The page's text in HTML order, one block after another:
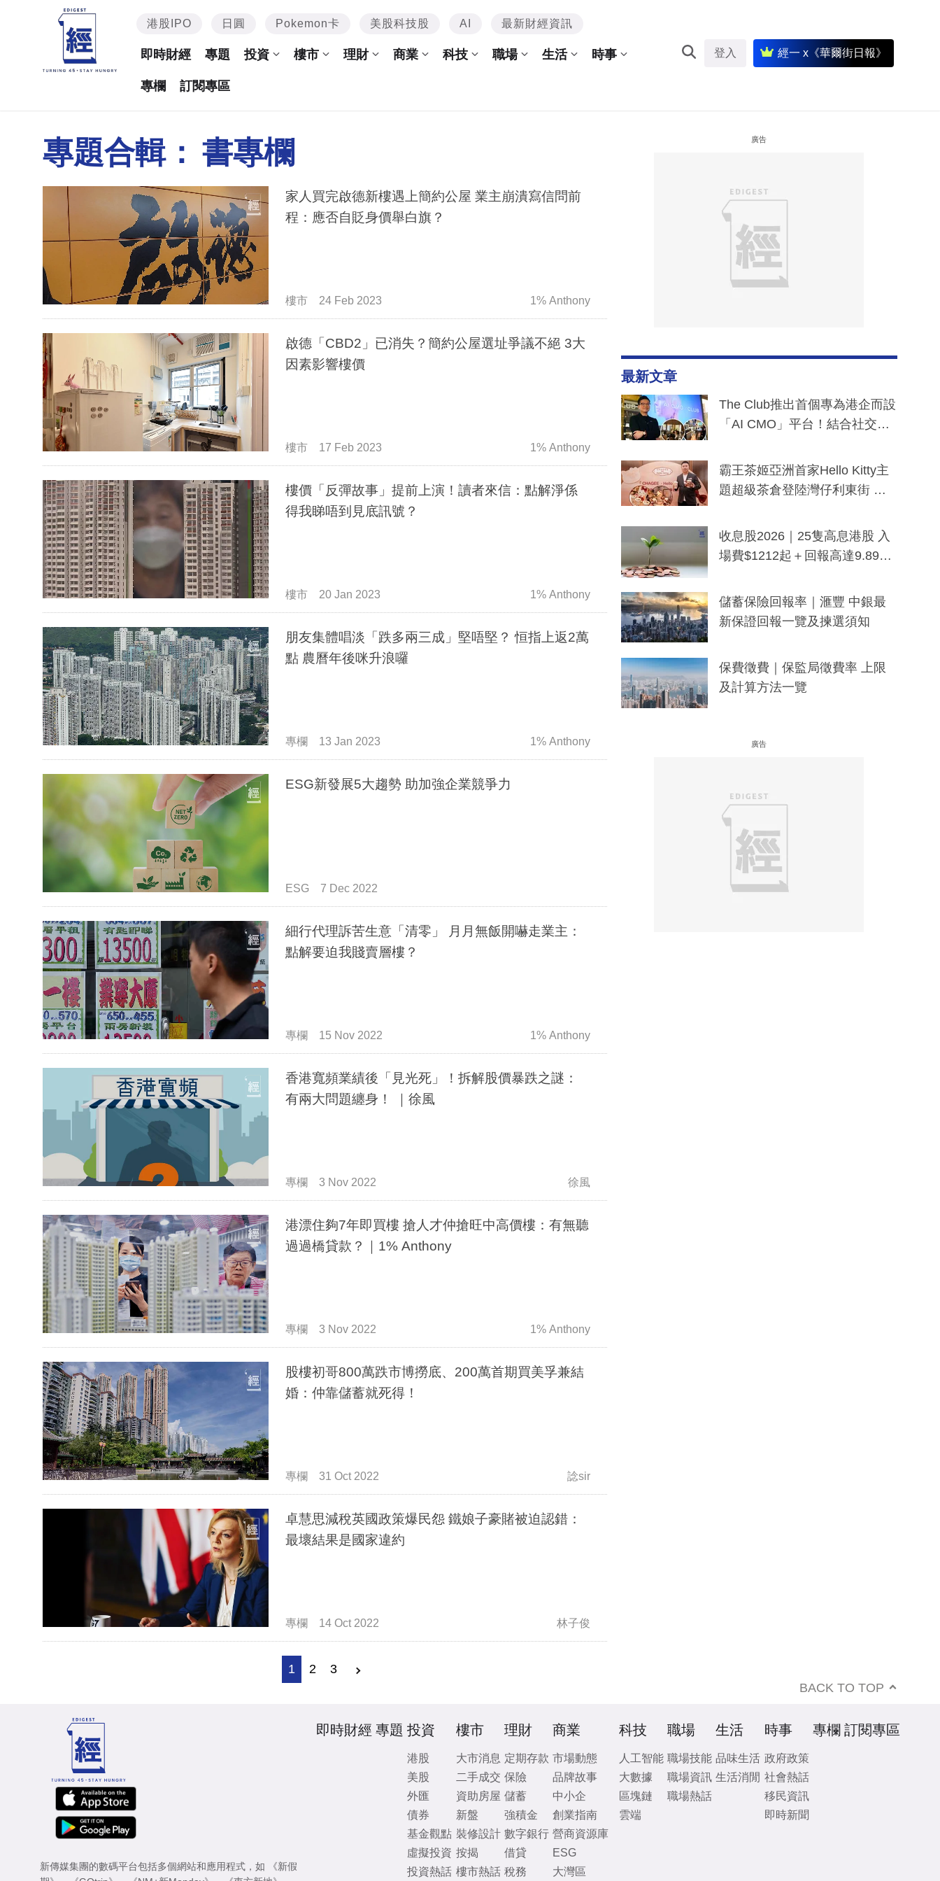
港股IPO 日圓 Pokemon卡 美股科技股 AI 最新財經資訊
即時財經 專題 投資 樓市 理財 商業 科技 職場 生活 時事
專欄 訂閱專區
登入 經一 x《華爾街日報》
專題合輯： 書專欄
家人買完啟德新樓遇上簡約公屋 業主崩潰寫信問前
程：應否自貶身價舉白旗？
樓市 24 Feb 2023 1% Anthony
啟德「CBD2」已消失？簡約公屋選址爭議不絕 3大
因素影響樓價
樓市 17 Feb 2023 1% Anthony
樓價「反彈故事」提前上演！讀者來信：點解淨係
得我睇唔到見底訊號？
樓市 20 Jan 2023 1% Anthony
朋友集體唱淡「跌多兩三成」堅唔堅？ 恒指上返2萬
點 農曆年後咪升浪囉
專欄 13 Jan 2023 1% Anthony
ESG新發展5大趨勢 助加強企業競爭力
ESG 7 Dec 2022
細行代理訴苦生意「清零」 月月無飯開嚇走業主：
點解要迫我賤賣層樓？
專欄 15 Nov 2022 1% Anthony
香港寬頻業績後「見光死」！拆解股價暴跌之謎：
有兩大問題纏身！ ｜徐風
專欄 3 Nov 2022 徐風
港漂住夠7年即買樓 搶人才仲搶旺中高價樓：有無聽
過過橋貸款？｜1% Anthony
專欄 3 Nov 2022 1% Anthony
股樓初哥800萬跌市博撈底、200萬首期買美孚兼結
婚：仲靠儲蓄就死得！
專欄 31 Oct 2022 諗sir
卓慧思減稅英國政策爆民怨 鐵娘子豪賭被迫認錯：
最壞結果是國家違約
專欄 14 Oct 2022 林子俊
1 2 3
廣告
最新文章
The Club推出首個專為港企而設
「AI CMO」平台！結合社交聆
分鐘生成「貼地」宣傳短片
霸王茶姬亞洲首家Hello Kitty主
題超級茶倉登陸灣仔利東街 推
y及香港限定特調系列
收息股2026｜25隻高息港股 入
場費$1212起＋回報高達9.89
儲蓄保險回報率｜滙豐 中銀最
新保證回報一覽及揀選須知
保費徵費｜保監局徵費率 上限
及計算方法一覽
廣告
BACK TO TOP
新傳媒集團的數碼平台包括多個網站和應用程式，如
《新假
即時財經 專題 投資
港股
美股
外匯
債券
基金觀點
虛擬投資
投資熱話
樓市
大市消息
二手成交
資助房屋
新盤
裝修設計
按揭
樓市熱話
理財
定期存款
保險
儲蓄
強積金
數字銀行
借貸
稅務
商業
市場動態
品牌故事
中小企
創業指南
營商資源庫
ESG
大灣區
科技
人工智能
大數據
區塊鏈
雲端
職場
職場技能
職場資訊
職場熱話
生活
品味生活
生活消閒
時事
政府政策
社會熱話
移民資訊
即時新聞
專欄 訂閱專區